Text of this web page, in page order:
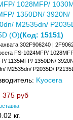
1028MFP/
1350DN/ 3920N/
M2535dn/
(О)(Код: 15151)
302F906240 |
FS-1024MFP/
1135MFP/ 1350DN/
M2535dn/ P2035D/
Kyocera
375 руб
кг.